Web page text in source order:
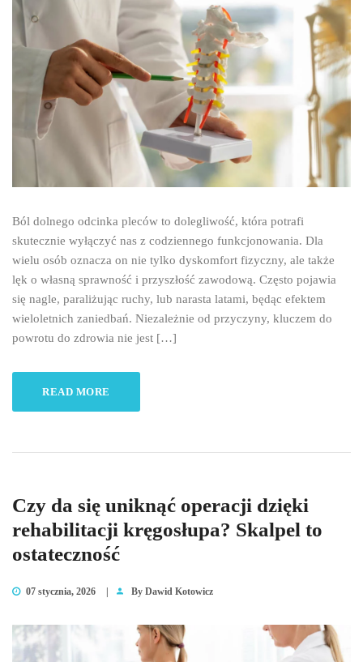
Ból dolnego odcinka pleców to dolegliwość, która potrafi
skutecznie wyłączyć nas z codziennego funkcjonowania. Dla
wielu osób oznacza on nie tylko dyskomfort fizyczny, ale także
lęk o własną sprawność i przyszłość zawodową. Często pojawia
się nagle, paraliżując ruchy, lub narasta latami, będąc efektem
wieloletnich zaniedbań. Niezależnie od przyczyny, kluczem do
powrotu do zdrowia nie jest […]
READ MORE
Czy da się uniknąć operacji dzięki
rehabilitacji kręgosłupa? Skalpel to
ostateczność
07 stycznia, 2026 By Dawid Kotowicz